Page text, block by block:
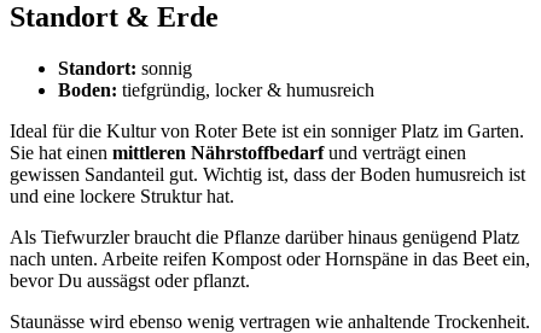
Standort & Erde
Standort: sonnig
Boden: tiefgründig, locker & humusreich
Ideal für die Kultur von Roter Bete ist ein sonniger Platz im Garten.
Sie hat einen mittleren Nährstoffbedarfund verträgt einen
gewissen Sandanteil gut. Wichtig ist, dass der Boden humusreich ist
und eine lockere Struktur hat.
Als Tiefwurzler braucht die Pflanze darüber hinaus genügend Platz
nach unten. Arbeite reifen Kompost oder Hornspäne in das Beet ein,
bevor Du aussägst oder pflanzt.
Staunässe wird ebenso wenig vertragen wie anhaltende Trockenheit.